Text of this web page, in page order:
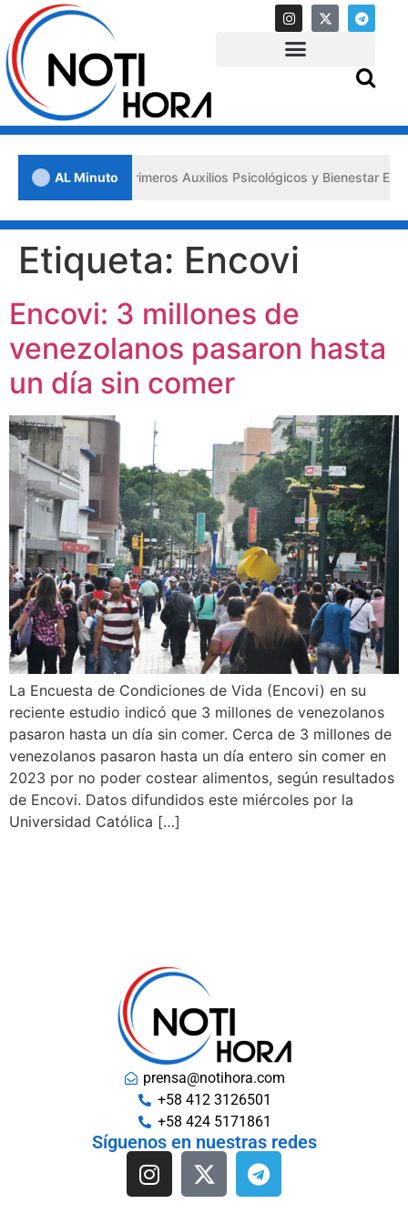
AL Minuto
Lara impulsa los «Primeros Auxilios Psicológicos y Bienestar
Etiqueta: Encovi
Encovi: 3 millones de
venezolanos pasaron hasta
un día sin comer
La Encuesta de Condiciones de Vida (Encovi) en su
reciente estudio indicó que 3 millones de venezolanos
pasaron hasta un día sin comer. Cerca de 3 millones de
venezolanos pasaron hasta un día entero sin comer en
2023 por no poder costear alimentos, según resultados
de Encovi. Datos difundidos este miércoles por la
Universidad Católica […]
prensa@notihora.com
+58 412 3126501
+58 424 5171861
Síguenos en nuestras redes